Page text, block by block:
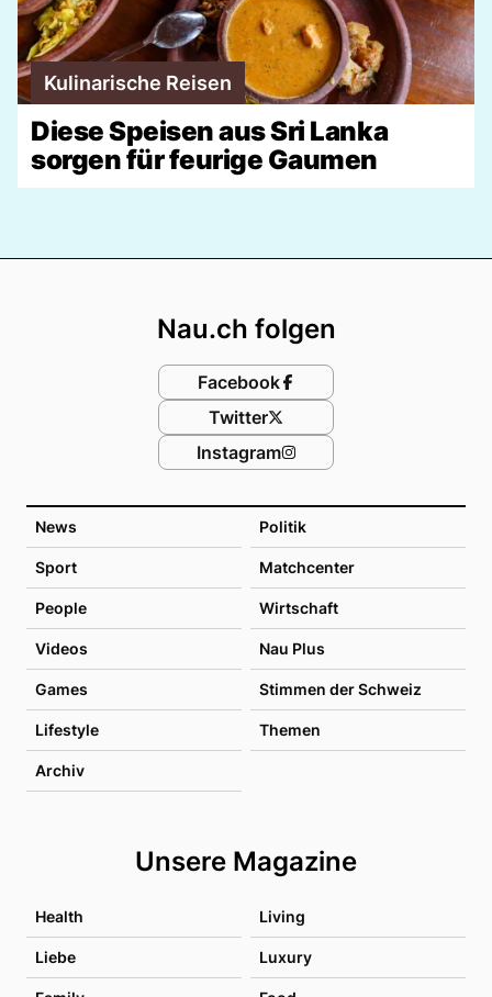
Kulinarische Reisen
Diese Speisen aus Sri Lanka
sorgen für feurige Gaumen
News Politik
Sport Matchcenter
People Wirtschaft
Videos Nau Plus
Games Stimmen der Schweiz
Lifestyle Themen
Archiv
Unsere Magazine
Health Living
Liebe Luxury
Nau.ch folgen
Facebook
Twitter
Instagram